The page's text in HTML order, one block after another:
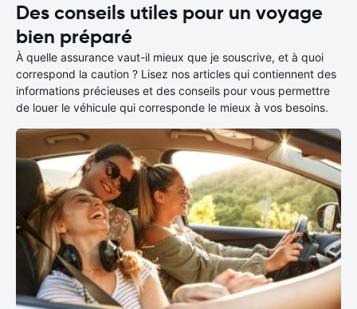
Des conseils utiles pour un voyage
bien préparé
À quelle assurance vaut-il mieux que je souscrive, et à quoi
correspond la caution ? Lisez nos articles qui contiennent des
informations précieuses et des conseils pour vous permettre
de louer le véhicule qui corresponde le mieux à vos besoins.